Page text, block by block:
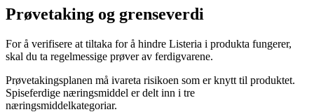
Prøvetaking og grenseverdi
For å verifisere at tiltaka for å hindre Listeria i produkta fungerer,
skal du ta regelmessige prøver av ferdigvarene.
Prøvetakingsplanen må ivareta risikoen som er knytt til produktet.
Spiseferdige næringsmiddel er delt inn i tre
næringsmiddelkategoriar.